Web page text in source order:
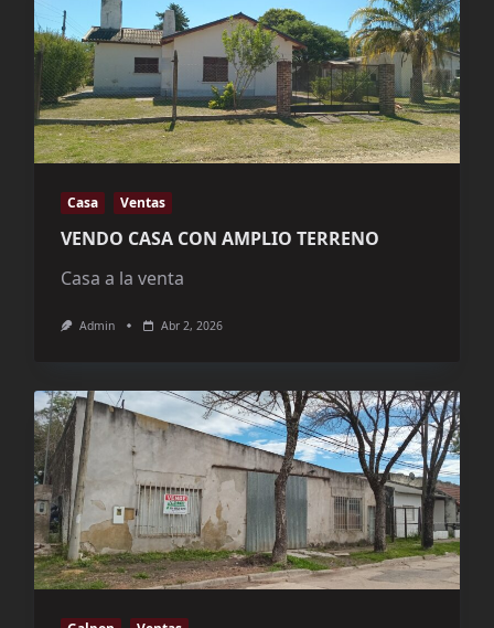
Casa Ventas
VENDO CASA CON AMPLIO TERRENO
Casa a la venta
Admin Abr 2, 2026